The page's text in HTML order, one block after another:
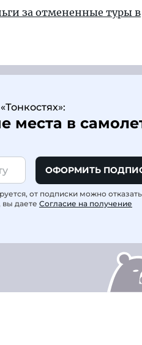
за отмененные туры в
места в
ОФОРМИТЬ
от подписки можно
даете Согласие на получение